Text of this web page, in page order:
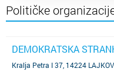
Političke
DEMOKRATSKA
Kralja Petra I 37, 14224